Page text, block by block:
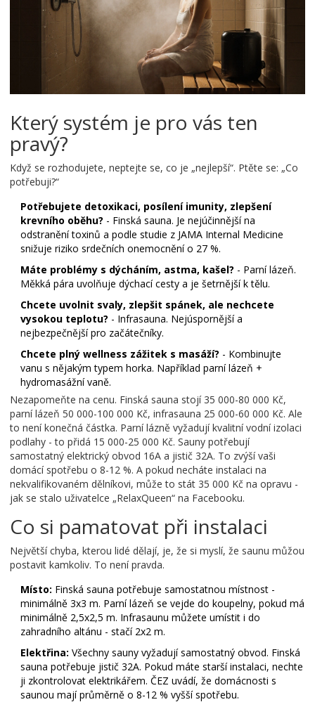
Který systém je pro vás ten
pravý?
Když se rozhodujete, neptejte se, co je „nejlepší“. Ptěte se: „Co
potřebuji?“
Potřebujete detoxikaci, posílení imunity, zlepšení
krevního oběhu? - Finská sauna. Je nejúčinnější na
odstranění toxinů a podle studie z JAMA Internal Medicine
snižuje riziko srdečních onemocnění o 27 %.
Máte problémy s dýcháním, astma, kašel? - Parní lázeň.
Měkká pára uvolňuje dýchací cesty a je šetrnější k tělu.
Chcete uvolnit svaly, zlepšit spánek, ale nechcete
vysokou teplotu? - Infrasauna. Nejúspornější a
nejbezpečnější pro začátečníky.
Chcete plný wellness zážitek s masáží? - Kombinujte
vanu s nějakým typem horka. Například parní lázeň +
hydromasážní vaně.
Nezapomeňte na cenu. Finská sauna stojí 35 000-80 000 Kč,
parní lázeň 50 000-100 000 Kč, infrasauna 25 000-60 000 Kč. Ale
to není konečná částka. Parní lázně vyžadují kvalitní vodní izolaci
podlahy - to přidá 15 000-25 000 Kč. Sauny potřebují
samostatný elektrický obvod 16A a jistič 32A. To zvýší vaši
domácí spotřebu o 8-12 %. A pokud necháte instalaci na
nekvalifikovaném dělníkovi, může to stát 35 000 Kč na opravu -
jak se stalo uživatelce „RelaxQueen“ na Facebooku.
Co si pamatovat při instalaci
Největší chyba, kterou lidé dělají, je, že si myslí, že saunu můžou
postavit kamkoliv. To není pravda.
Místo: Finská sauna potřebuje samostatnou místnost -
minimálně 3x3 m. Parní lázeň se vejde do koupelny, pokud má
minimálně 2,5x2,5 m. Infrasaunu můžete umístit i do
zahradního altánu - stačí 2x2 m.
Elektřina: Všechny sauny vyžadují samostatný obvod. Finská
sauna potřebuje jistič 32A. Pokud máte starší instalaci, nechte
ji zkontrolovat elektrikářem. ČEZ uvádí, že domácnosti s
saunou mají průměrně o 8-12 % vyšší spotřebu.